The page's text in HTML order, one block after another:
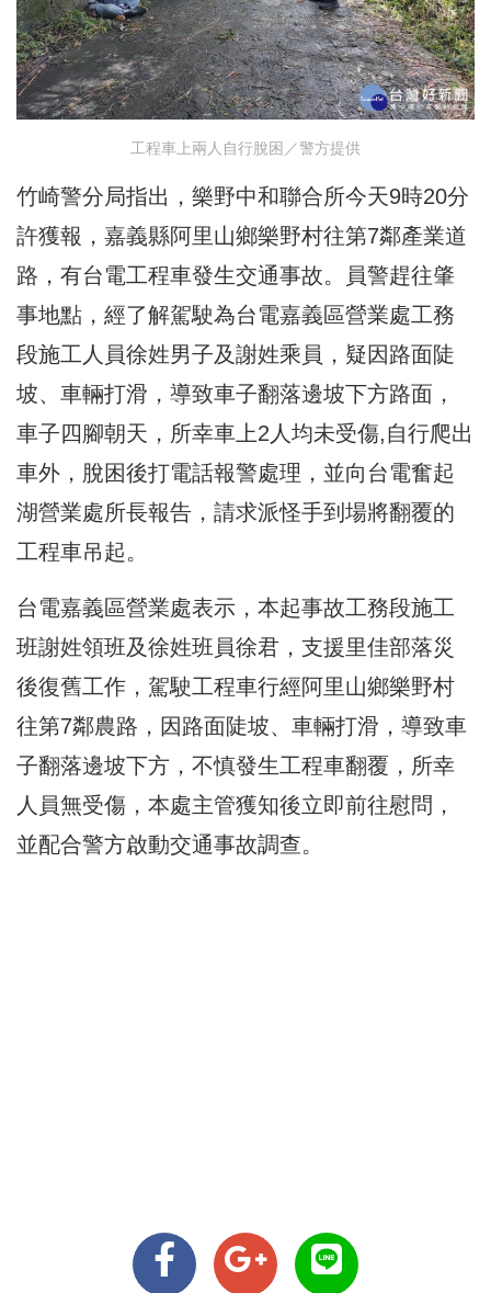
工程車上兩人自行脫困／警方提供
竹崎警分局指出，樂野中和聯合所今天9時20分
許獲報，嘉義縣阿里山鄉樂野村往第7鄰產業道
路，有台電工程車發生交通事故。員警趕往肇
事地點，經了解駕駛為台電嘉義區營業處工務
段施工人員徐姓男子及謝姓乘員，疑因路面陡
坡、車輛打滑，導致車子翻落邊坡下方路面，
車子四腳朝天，所幸車上2人均未受傷,自行爬出
車外，脫困後打電話報警處理，並向台電奮起
湖營業處所長報告，請求派怪手到場將翻覆的
工程車吊起。
台電嘉義區營業處表示，本起事故工務段施工
班謝姓領班及徐姓班員徐君，支援里佳部落災
後復舊工作，駕駛工程車行經阿里山鄉樂野村
往第7鄰農路，因路面陡坡、車輛打滑，導致車
子翻落邊坡下方，不慎發生工程車翻覆，所幸
人員無受傷，本處主管獲知後立即前往慰問，
並配合警方啟動交通事故調查。